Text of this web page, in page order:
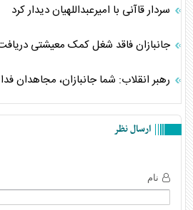
سردار قاآنی با امیرعبداللهیان دیدار کرد
جانبازان فاقد شغل کمک معیشتی
رهبر انقلاب: شما جانبازان، مجاهدان
ارسال نظر
نام